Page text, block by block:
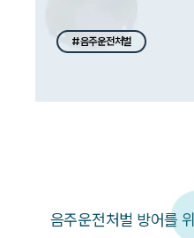
#음주운전처벌
음주운전처벌 방어를